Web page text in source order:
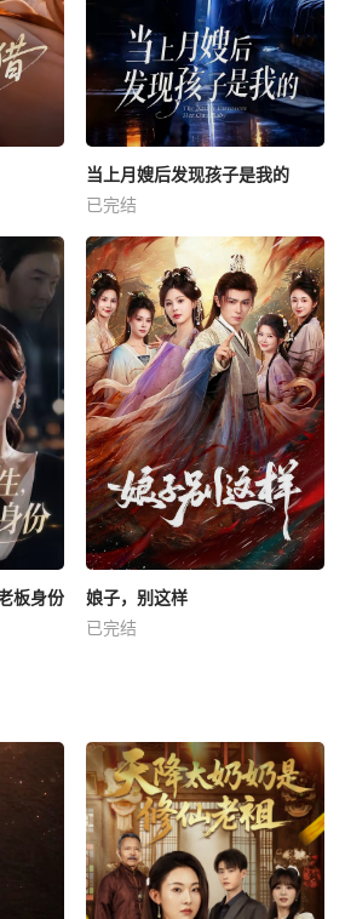
当上月嫂后发现孩子是我的
已完结
板身份
娘子，别这样
已完结